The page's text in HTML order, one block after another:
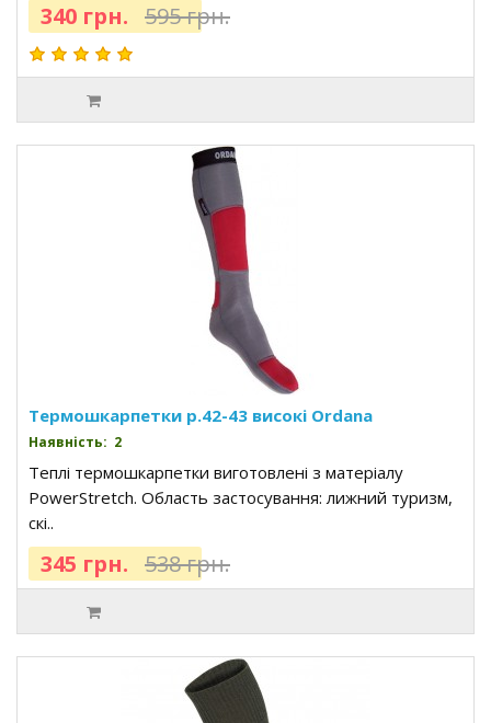
340 грн. 595 грн.
Термошкарпетки р.42-43 високі Ordana
Наявність: 2
Теплі термошкарпетки виготовлені з матеріалу
PowerStretch. Область застосування: лижний туризм,
скі..
345 грн. 538 грн.